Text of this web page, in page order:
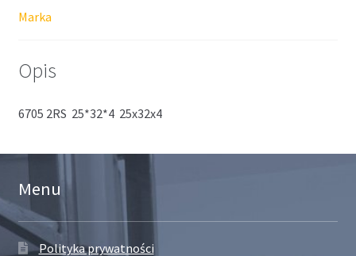
Marka
Opis
6705 2RS 25*32*4 25x32x4
Menu
Polityka prywatności